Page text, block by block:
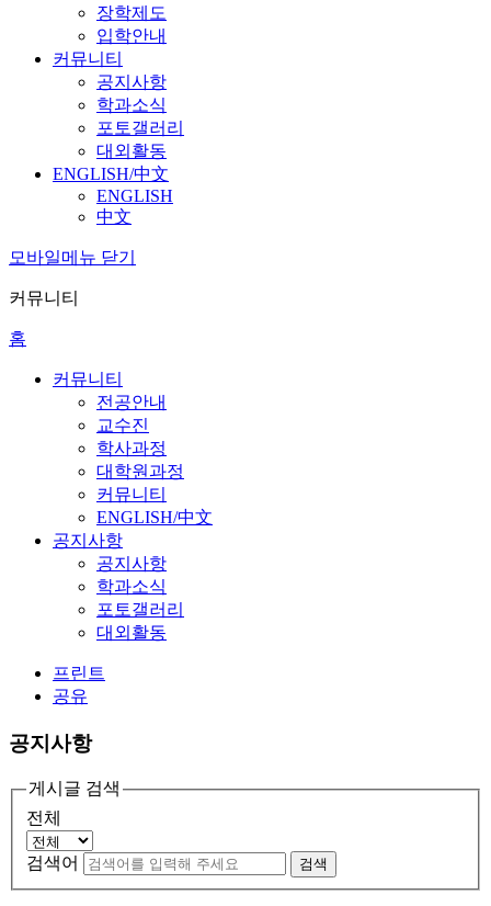
장학제도
입학안내
커뮤니티
공지사항
학과소식
포토갤러리
대외활동
ENGLISH/中文
ENGLISH
中文
모바일메뉴 닫기
커뮤니티
홈
커뮤니티
전공안내
교수진
학사과정
대학원과정
커뮤니티
ENGLISH/中文
공지사항
공지사항
학과소식
포토갤러리
대외활동
프린트
공유
공지사항
게시글 검색
전체
검색어 검색